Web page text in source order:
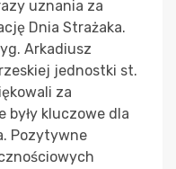
uznania za
Dnia Strażaka.
Arkadiusz
jednostki st.
za
były kluczowe dla
Pozytywne